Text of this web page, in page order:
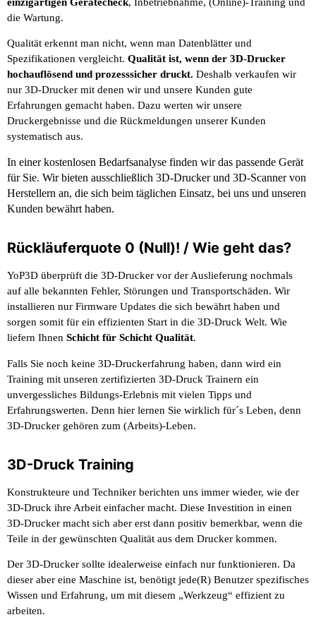
die Wartung.
Qualität erkennt man nicht, wenn man Datenblätter und
Spezifikationen vergleicht. Qualität ist, wenn der 3D-Drucker
hochauflösend und prozesssicher druckt. Deshalb verkaufen wir
nur 3D-Drucker mit denen wir und unsere Kunden gute
Erfahrungen gemacht haben. Dazu werten wir unsere
Druckergebnisse und die Rückmeldungen unserer Kunden
systematisch aus.
In einer kostenlosen Bedarfsanalyse finden wir das passende Gerät
für Sie. Wir bieten ausschließlich 3D-Drucker und 3D-Scanner von
Herstellern an, die sich beim täglichen Einsatz, bei uns und unseren
Kunden bewährt haben.
Rückläuferquote 0 (Null)! / Wie geht das?
YoP3D überprüft die 3D-Drucker vor der Auslieferung nochmals
auf alle bekannten Fehler, Störungen und Transportschäden. Wir
installieren nur Firmware Updates die sich bewährt haben und
sorgen somit für ein effizienten Start in die 3D-Druck Welt. Wie
liefern Ihnen Schicht für Schicht Qualität.
Falls Sie noch keine 3D-Druckerfahrung haben, dann wird ein
Training mit unseren zertifizierten 3D-Druck Trainern ein
unvergessliches Bildungs-Erlebnis mit vielen Tipps und
Erfahrungswerten. Denn hier lernen Sie wirklich für´s Leben, denn
3D-Drucker gehören zum (Arbeits)-Leben.
3D-Druck Training
Konstrukteure und Techniker berichten uns immer wieder, wie der
3D-Druck ihre Arbeit einfacher macht. Diese Investition in einen
3D-Drucker macht sich aber erst dann positiv bemerkbar, wenn die
Teile in der gewünschten Qualität aus dem Drucker kommen.
Der 3D-Drucker sollte idealerweise einfach nur funktionieren. Da
dieser aber eine Maschine ist, benötigt jede(R) Benutzer spezifisches
Wissen und Erfahrung, um mit diesem „Werkzeug“ effizient zu
arbeiten.